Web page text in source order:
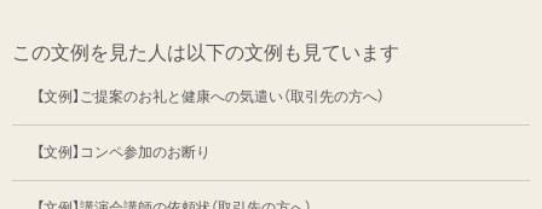
この文例を見た人は以下の文例も見ています
【文例】ご提案のお礼と健康への気遣い（取引先の方へ）
【文例】コンペ参加のお断り